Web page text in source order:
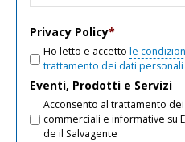
Privacy Policy*
Ho letto e accetto le
trattamento dei dati personali
Eventi, Prodotti e Servizi
Acconsento al trattamento
commerciali e informative su
de il Salvagente